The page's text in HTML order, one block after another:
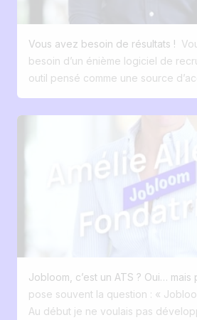
le travail collectif et
candidatures : Les
mais rarement
structuration ni suivi
candidat peut être
tâches manuelles
CV, relances, mises à
prennent du temps et
entièrement sur
d’oubli. Un impact sur
: Dans les processus
part importante des
de réponse. Cela peut
cumulés, ils
limitent sa qualité. Dans un processus non
Parfois, la meilleure solution n'est
C'est celle qui répond réellement
équipes. Et vous, combien de
rejoignent votre équipe. Le suivi
supports, et certaines tâches
qu’avant. Rien de critique, mais un
atteint ses limites. À partir de là, la
vraiment de savoir si Excel
s’il reste adapté à vos besoins. Le syndrome du
"tableur de trop" : une solidité en
est forcément une solution
de vos recrutements. Microsoft
l’origine pour manipuler des
structurer de l’information sous
rôle principal, c’est : faire des
rapidement (tris, filtres, tableaux
scénarios (simulations, projections)
est un outil de traitement et
Vous avez besoin de résultats !
besoin d’un énième logiciel de
outil pensé comme une source
d’ATS classiques. Des moyennes
postulent. Ces outils gèrent les
ils oublient souvent l’essentiel :
convertir les bons talents ? Chez
choses à l’envers. Le candidat
process. C’est le début. Et ça
site carrière, votre vitrine digitale
candidats (jusqu’à 20x plus que la
marché) Et ensuite seulement, on
avec un outil intuitif boosté à l’IA
Jobloom, c’est un ATS ? Oui… mais
pose souvent la question : «
Au début je ne voulais pas